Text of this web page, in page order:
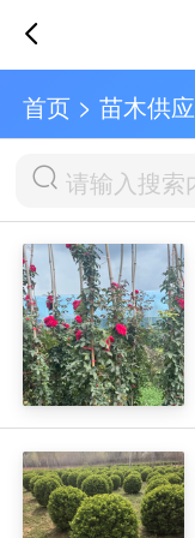
首页 >苗木供应